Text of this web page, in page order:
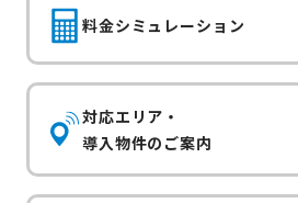
料金シミュレーション
対応エリア・
導入物件のご案内